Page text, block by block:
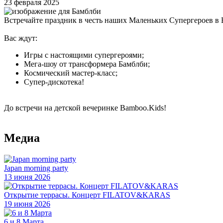
23 февраля 2025
Встречайте праздник в честь наших Маленьких Супергероев в
Вас ждут:
Игры с настоящими супергероями;
Мега-шоу от трансформера Бамблби;
Космический мастер-класс;
Супер-дискотека!
До встречи на детской вечеринке Bamboo.Kids!
Медиа
Japan morning party
13 июня 2026
Открытие террасы. Концерт FILATOV&KARAS
19 июня 2026